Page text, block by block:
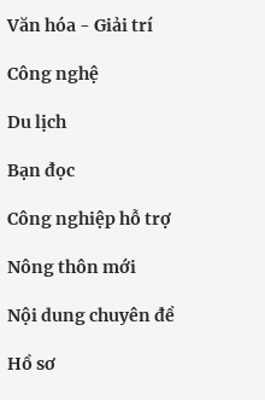
Văn hóa - Giải trí
Công nghệ
Du lịch
Bạn đọc
Công nghiệp hỗ trợ
Nông thôn mới
Nội dung chuyên đề
Hồ sơ